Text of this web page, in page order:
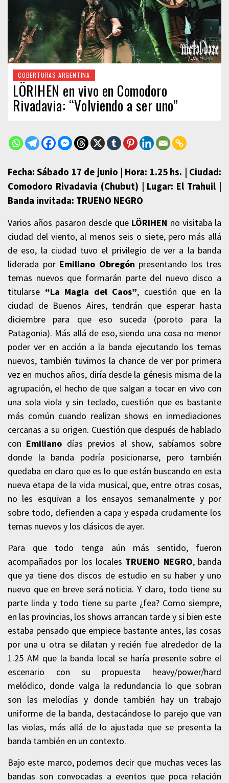
COBERTURAS ARGENTINA
LÖRIHEN en vivo en Comodoro
Rivadavia: “Volviendo a ser uno”
Fecha: Sábado 17 de junio | Hora: 1.25 hs. | Ciudad:
Comodoro Rivadavia (Chubut) | Lugar: El Trahuil |
Banda invitada: TRUENO NEGRO
Varios años pasaron desde que LÖRIHEN no visitaba la
ciudad del viento, al menos seis o siete, pero más allá
de eso, la ciudad tuvo el privilegio de ver a la banda
liderada por Emiliano Obregón presentando los tres
temas nuevos que formarán parte del nuevo disco a
titularse “La Magia del Caos”, cuestión que en la
ciudad de Buenos Aires, tendrán que esperar hasta
diciembre para que eso suceda (poroto para la
Patagonia). Más allá de eso, siendo una cosa no menor
poder ver en acción a la banda ejecutando los temas
nuevos, también tuvimos la chance de ver por primera
vez en muchos años, diría desde la génesis misma de la
agrupación, el hecho de que salgan a tocar en vivo con
una sola viola y sin teclado, cuestión que es bastante
más común cuando realizan shows en inmediaciones
cercanas a su origen. Cuestión que después de hablado
con Emiliano días previos al show, sabíamos sobre
donde la banda podría posicionarse, pero también
quedaba en claro que es lo que están buscando en esta
nueva etapa de la vida musical, que, entre otras cosas,
no les esquivan a los ensayos semanalmente y por
sobre todo, defienden a capa y espada crudamente los
temas nuevos y los clásicos de ayer.
Para que todo tenga aún más sentido, fueron
acompañados por los locales TRUENO NEGRO, banda
que ya tiene dos discos de estudio en su haber y uno
nuevo que en breve será noticia. Y claro, todo tiene su
parte linda y todo tiene su parte ¿fea? Como siempre,
en las provincias, los shows arrancan tarde y si bien este
estaba pensado que empiece bastante antes, las cosas
por una u otra se dilatan y recién fue alrededor de la
1.25 AM que la banda local se haría presente sobre el
escenario con su propuesta heavy/power/hard
melódico, donde valga la redundancia lo que sobran
son las melodías y donde también hay un trabajo
uniforme de la banda, destacándose lo parejo que van
las violas, más allá de lo ajustada que se presenta la
banda también en un contexto.
Bajo este marco, podemos decir que muchas veces las
bandas son convocadas a eventos que poca relación